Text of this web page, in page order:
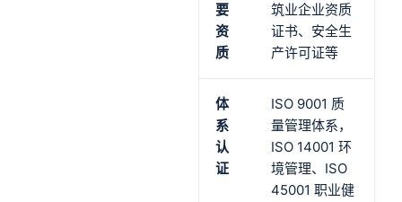
要
资
质
筑业企业资质
证书、安全生
产许可证等
体
系
认
证
ISO 9001 质
量管理体系，
ISO 14001 环
境管理、ISO
45001 职业健